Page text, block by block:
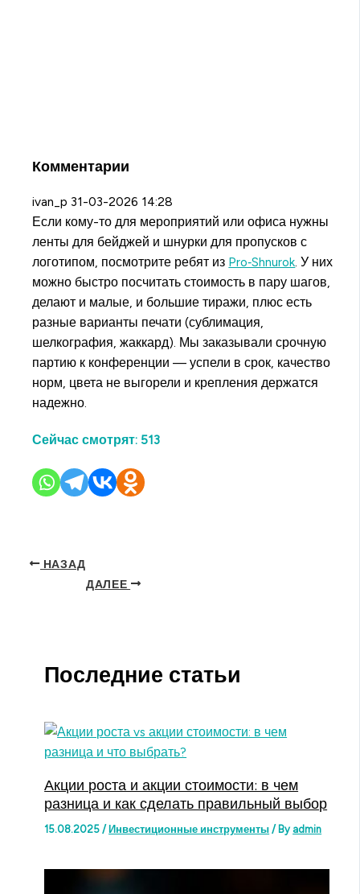
Комментарии
ivan_p 31-03-2026 14:28
Если кому-то для мероприятий или офиса нужны
ленты для бейджей и шнурки для пропусков с
логотипом, посмотрите ребят из Pro‑Shnurok. У них
можно быстро посчитать стоимость в пару шагов,
делают и малые, и большие тиражи, плюс есть
разные варианты печати (сублимация,
шелкография, жаккард). Мы заказывали срочную
партию к конференции — успели в срок, качество
норм, цвета не выгорели и крепления держатся
надежно.
Сейчас смотрят: 513
НАЗАД
ДАЛЕЕ
Последние статьи
Акции роста и акции стоимости: в чем
разница и как сделать правильный выбор
15.08.2025/ Инвестиционные инструменты / By admin